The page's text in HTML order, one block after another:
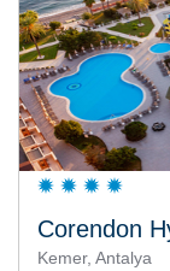
Corendon
Kemer, Antalya